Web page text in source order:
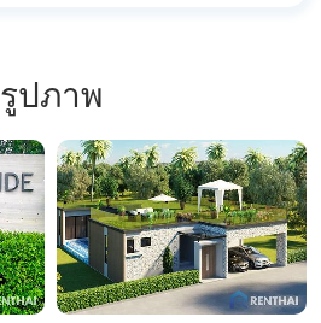
รูปภาพ